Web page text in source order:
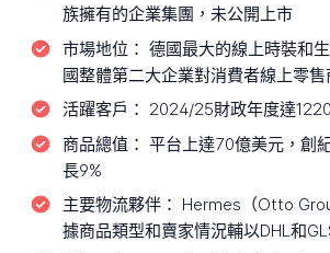
族擁有的企業集團，未公開上市
市場地位： 德國最大的線上時裝和
國整體第二大企業對消費者線上零售
活躍客戶： 2024/25財政年度達
商品總值： 平台上達70億美元，創
長9%
主要物流夥伴： Hermes（Otto
據商品類型和賣家情況輔以DHL和